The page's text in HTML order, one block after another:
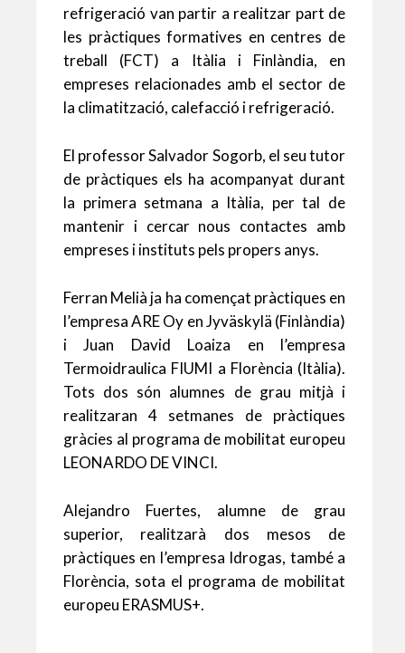
refrigeració van partir a realitzar part de
les pràctiques formatives en centres de
treball (FCT) a Itàlia i Finlàndia, en
empreses relacionades amb el sector de
la climatització, calefacció i refrigeració.
El professor Salvador Sogorb, el seu tutor
de pràctiques els ha acompanyat durant
la primera setmana a Itàlia, per tal de
mantenir i cercar nous contactes amb
empreses i instituts pels propers anys.
Ferran Melià ja ha començat pràctiques en
l’empresa ARE Oy en Jyväskylä (Finlàndia)
i Juan David Loaiza en l’empresa
Termoidraulica FIUMI a Florència (Itàlia).
Tots dos són alumnes de grau mitjà i
realitzaran 4 setmanes de pràctiques
gràcies al programa de mobilitat europeu
LEONARDO DE VINCI.
Alejandro Fuertes, alumne de grau
superior, realitzarà dos mesos de
pràctiques en l’empresa Idrogas, també a
Florència, sota el programa de mobilitat
europeu ERASMUS+.